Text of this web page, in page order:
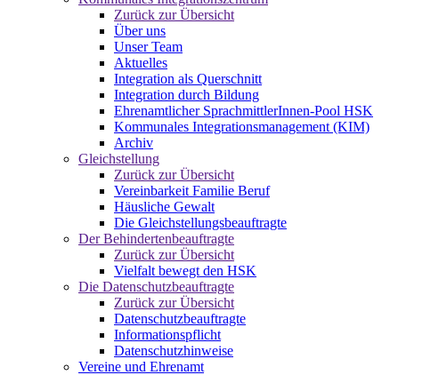
Zurück zur Übersicht
Über uns
Unser Team
Aktuelles
Integration als Querschnitt
Integration durch Bildung
Ehrenamtlicher SprachmittlerInnen-Pool HSK
Kommunales Integrationsmanagement (KIM)
Archiv
Gleichstellung
Zurück zur Übersicht
Vereinbarkeit Familie Beruf
Häusliche Gewalt
Die Gleichstellungsbeauftragte
Der Behindertenbeauftragte
Zurück zur Übersicht
Vielfalt bewegt den HSK
Die Datenschutzbeauftragte
Zurück zur Übersicht
Datenschutzbeauftragte
Informationspflicht
Datenschutzhinweise
Vereine und Ehrenamt